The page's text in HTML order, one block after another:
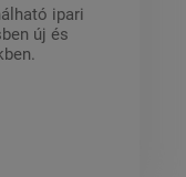
ipari
új és